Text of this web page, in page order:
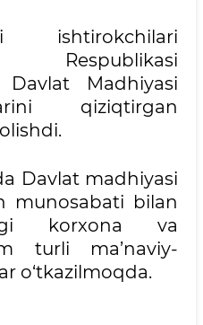
ishtirokchilari
Madhiyasi
qiziqtirgan
Davlat madhiyasi
munosabati bilan
korxona va
turli ma’naviy-
o‘tkazilmoqda.